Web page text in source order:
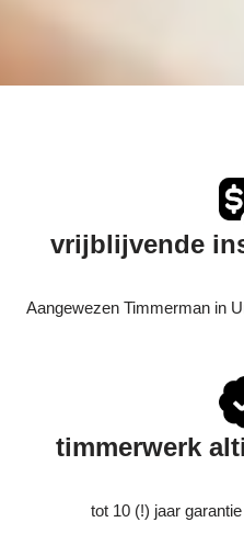
vrijblijvende
Aangewezen Timmerman in
timmerwerk
tot 10 (!) jaar